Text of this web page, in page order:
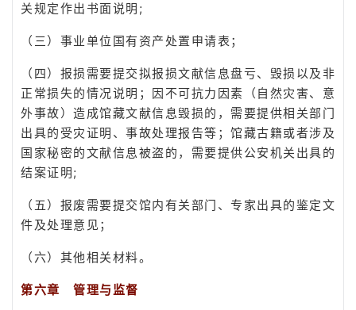
关规定作出书面说明;
（三）事业单位国有资产处置申请表；
（四）报损需要提交拟报损文献信息盘亏、毁损以及非
正常损失的情况说明；因不可抗力因素（自然灾害、意
外事故）造成馆藏文献信息毁损的，需要提供相关部门
出具的受灾证明、事故处理报告等；馆藏古籍或者涉及
国家秘密的文献信息被盗的，需要提供公安机关出具的
结案证明;
（五）报废需要提交馆内有关部门、专家出具的鉴定文
件及处理意见；
（六）其他相关材料。
第六章 管理与监督